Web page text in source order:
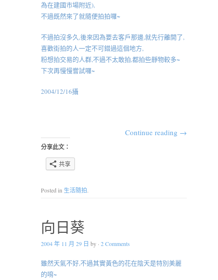
為在建國市場附近),
不過既然來了就隨便拍拍囉~
不過拍沒多久,後來因為要去客戶那邊,就先行離開了,
喜歡街拍的人一定不可錯過這個地方,
粉想拍交易的人群,不過不太敢拍,都拍些靜物較多~
下次再慢慢嘗試囉~
2004/12/16攝
Continue reading →
分享此文：
共享
Posted in 生活隨拍.
向日葵
2004 年 11 月 29 日 by · 2 Comments
雖然天氣不好,不過其實黃色的花在陰天是特別美麗
的唷~